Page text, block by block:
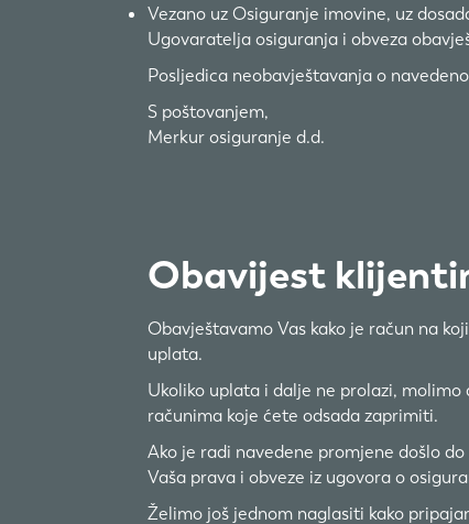
Vezano uz Osiguranje imovine, uz
Ugovaratelja osiguranja i obveza
Posljedica neobavještavanja o
S poštovanjem,
Merkur osiguranje d.d.
Obavijest
Obavještavamo Vas kako je račun na
uplata.
Ukoliko uplata i dalje ne prolazi,
računima koje ćete odsada zaprimiti.
Ako je radi navedene promjene došlo
Vaša prava i obveze iz ugovora o
Želimo još jednom naglasiti kako